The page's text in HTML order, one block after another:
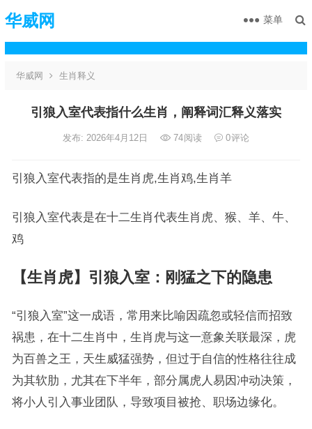
华威网 菜单
华威网 生肖释义
引狼入室代表指什么生肖，阐释词汇释义落实
发布: 2026年4月12日 74阅读 0评论
引狼入室代表指的是生肖虎,生肖鸡,生肖羊
引狼入室代表是在十二生肖代表生肖虎、猴、羊、牛、
鸡
【生肖虎】引狼入室：刚猛之下的隐患
“引狼入室”这一成语，常用来比喻因疏忽或轻信而招致
祸患，在十二生肖中，生肖虎与这一意象关联最深，虎
为百兽之王，天生威猛强势，但过于自信的性格往往成
为其软肋，尤其在下半年，部分属虎人易因冲动决策，
将小人引入事业团队，导致项目被抢、职场边缘化。